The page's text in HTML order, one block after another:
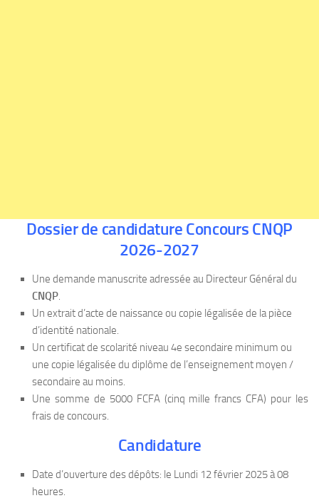
Dossier de candidature Concours CNQP
2026-2027
Une demande manuscrite adressée au Directeur Général du
CNQP.
Un extrait d’acte de naissance ou copie légalisée de la pièce
d’identité nationale.
Un certificat de scolarité niveau 4e secondaire minimum ou
une copie légalisée du diplôme de l’enseignement moyen /
secondaire au moins.
Une somme de 5000 FCFA (cinq mille francs CFA) pour les
frais de concours.
Candidature
Date d’ouverture des dépôts: le Lundi 12 février 2025 à 08
heures.